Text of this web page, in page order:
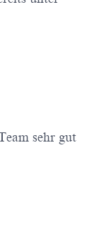
sehr gut